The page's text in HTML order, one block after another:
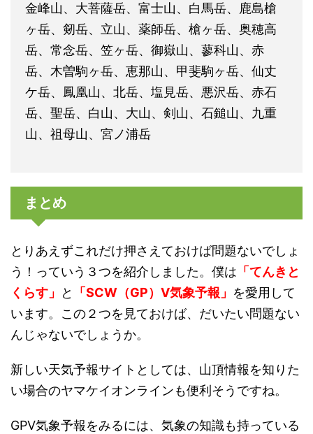
金峰山、大菩薩岳、富士山、白馬岳、鹿島槍
ヶ岳、剱岳、立山、薬師岳、槍ヶ岳、奥穂高
岳、常念岳、笠ヶ岳、御嶽山、蓼科山、赤
岳、木曽駒ヶ岳、恵那山、甲斐駒ヶ岳、仙丈
ケ岳、鳳凰山、北岳、塩見岳、悪沢岳、赤石
岳、聖岳、白山、大山、剣山、石鎚山、九重
山、祖母山、宮ノ浦岳
まとめ
とりあえずこれだけ押さえておけば問題ないでしょ
う！っていう３つを紹介しました。僕は 「てんきと
くらす」
と 「SCW（GP）V気象予報」 を愛用して
います。この２つを見ておけば、だいたい問題ない
んじゃないでしょうか。
新しい天気予報サイトとしては、山頂情報を知りた
い場合のヤマケイオンラインも便利そうですね。
GPV気象予報をみるには、気象の知識も持っている